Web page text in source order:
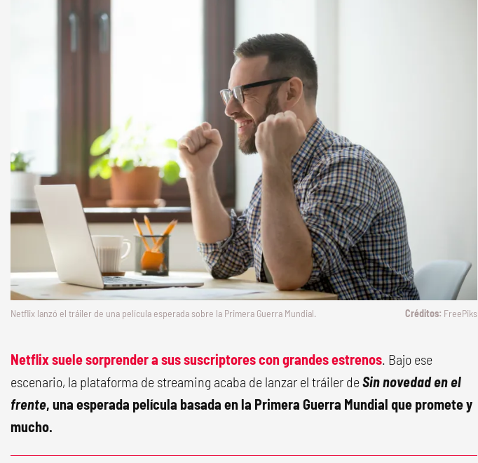
Netflix lanzó el tráiler de una película esperada sobre la Primera Guerra Mundial. FreePiks
Netflix suele sorprender a sus suscriptores con grandes estrenos. Bajo ese
escenario, la plataforma de streaming acaba de lanzar el tráiler deSin novedad en el
frente, una esperada película basada en la Primera Guerra Mundial que promete y
mucho.